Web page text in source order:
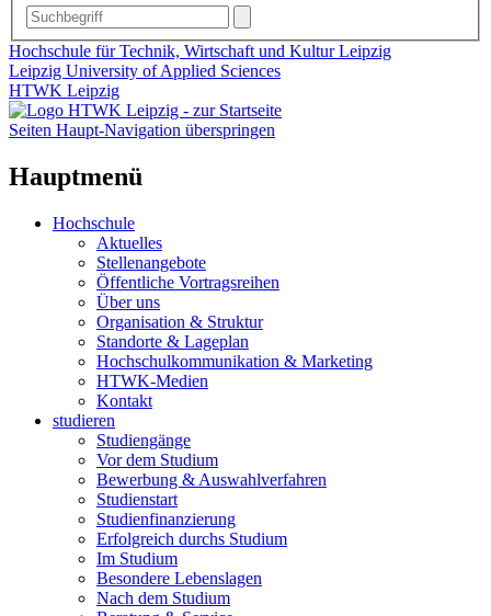
Hochschule für Technik, Wirtschaft und Kultur Leipzig
Leipzig University of Applied Sciences
HTWK Leipzig
Seiten Haupt-Navigation überspringen
Hauptmenü
Hochschule
Aktuelles
Stellenangebote
Öffentliche Vortragsreihen
Über uns
Organisation & Struktur
Standorte & Lageplan
Hochschulkommunikation & Marketing
HTWK-Medien
Kontakt
studieren
Studiengänge
Vor dem Studium
Bewerbung & Auswahlverfahren
Studienstart
Studienfinanzierung
Erfolgreich durchs Studium
Im Studium
Besondere Lebenslagen
Nach dem Studium